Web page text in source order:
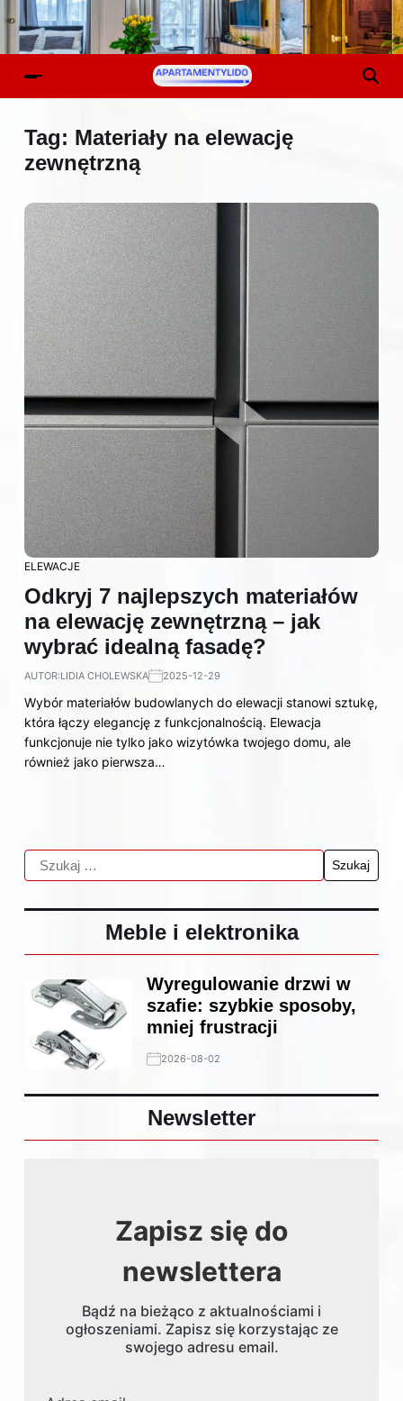
Tag: Materiały na elewację
zewnętrzną
ELEWACJE
Odkryj 7 najlepszych materiałów
na elewację zewnętrzną – jak
wybrać idealną fasadę?
AUTOR:LIDIA CHOLEWSKA 2025-12-29
Wybór materiałów budowlanych do elewacji stanowi sztukę,
która łączy elegancję z funkcjonalnością. Elewacja
funkcjonuje nie tylko jako wizytówka twojego domu, ale
również jako pierwsza…
Meble i elektronika
Wyregulowanie drzwi w
szafie: szybkie sposoby,
mniej frustracji
2026-08-02
Newsletter
Zapisz się do
newslettera
Bądź na bieżąco z aktualnościami i
ogłoszeniami. Zapisz się korzystając ze
swojego adresu email.